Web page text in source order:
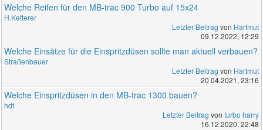
Welche Reifen für den MB-trac 900 Turbo auf 15x24
H.Ketterer
Letzter Beitrag von Hartmut
09.12.2022, 12:29
Welche Einsätze für die Einspritzdüsen sollte man aktuell verbauen?
Straßenbauer
Letzter Beitrag von Hartmut
20.04.2021, 23:16
Welche Einspritzdüsen in den MB-trac 1300 bauen?
hdt
Letzter Beitrag von turbo harry
16.12.2020, 22:48